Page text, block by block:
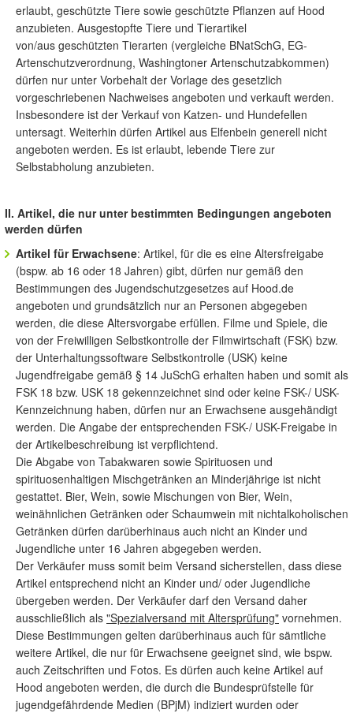
erlaubt, geschützte Tiere sowie geschützte Pflanzen auf Hood
anzubieten. Ausgestopfte Tiere und Tierartikel
von/aus geschützten Tierarten (vergleiche BNatSchG, EG-
Artenschutzverordnung, Washingtoner Artenschutzabkommen)
dürfen nur unter Vorbehalt der Vorlage des gesetzlich
vorgeschriebenen Nachweises angeboten und verkauft werden.
Insbesondere ist der Verkauf von Katzen- und Hundefellen
untersagt. Weiterhin dürfen Artikel aus Elfenbein generell nicht
angeboten werden. Es ist erlaubt, lebende Tiere zur
Selbstabholung anzubieten.
II. Artikel, die nur unter bestimmten Bedingungen angeboten
werden dürfen
Artikel für Erwachsene: Artikel, für die es eine Altersfreigabe
(bspw. ab 16 oder 18 Jahren) gibt, dürfen nur gemäß den
Bestimmungen des Jugendschutzgesetzes auf Hood.de
angeboten und grundsätzlich nur an Personen abgegeben
werden, die diese Altersvorgabe erfüllen. Filme und Spiele, die
von der Freiwilligen Selbstkontrolle der Filmwirtschaft (FSK) bzw.
der Unterhaltungssoftware Selbstkontrolle (USK) keine
Jugendfreigabe gemäß § 14 JuSchG erhalten haben und somit als
FSK 18 bzw. USK 18 gekennzeichnet sind oder keine FSK-/ USK-
Kennzeichnung haben, dürfen nur an Erwachsene ausgehändigt
werden. Die Angabe der entsprechenden FSK-/ USK-Freigabe in
der Artikelbeschreibung ist verpflichtend.
Die Abgabe von Tabakwaren sowie Spirituosen und
spirituosenhaltigen Mischgetränken an Minderjährige ist nicht
gestattet. Bier, Wein, sowie Mischungen von Bier, Wein,
weinähnlichen Getränken oder Schaumwein mit nichtalkoholischen
Getränken dürfen darüberhinaus auch nicht an Kinder und
Jugendliche unter 16 Jahren abgegeben werden.
Der Verkäufer muss somit beim Versand sicherstellen, dass diese
Artikel entsprechend nicht an Kinder und/ oder Jugendliche
übergeben werden. Der Verkäufer darf den Versand daher
ausschließlich als "Spezialversand mit Altersprüfung" vornehmen.
Diese Bestimmungen gelten darüberhinaus auch für sämtliche
weitere Artikel, die nur für Erwachsene geeignet sind, wie bspw.
auch Zeitschriften und Fotos. Es dürfen auch keine Artikel auf
Hood angeboten werden, die durch die Bundesprüfstelle für
jugendgefährdende Medien (BPjM) indiziert wurden oder